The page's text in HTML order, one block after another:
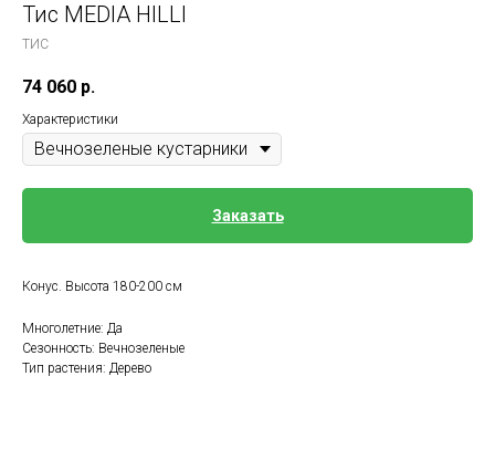
Тис MEDIA HILLI
ТИС
74 060 р.
Характеристики
Заказать
Конус. Высота 180-200 см
Многолетние: Да
Сезонность: Вечнозеленые
Тип растения: Дерево